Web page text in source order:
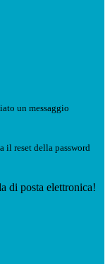
un messaggio
il reset della password
di posta elettronica!